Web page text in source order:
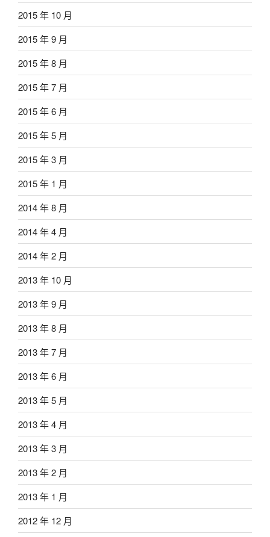
2015 年 10 月
2015 年 9 月
2015 年 8 月
2015 年 7 月
2015 年 6 月
2015 年 5 月
2015 年 3 月
2015 年 1 月
2014 年 8 月
2014 年 4 月
2014 年 2 月
2013 年 10 月
2013 年 9 月
2013 年 8 月
2013 年 7 月
2013 年 6 月
2013 年 5 月
2013 年 4 月
2013 年 3 月
2013 年 2 月
2013 年 1 月
2012 年 12 月